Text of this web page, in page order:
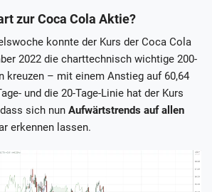
zur Coca Cola Aktie?
konnte der Kurs der Coca Cola
2022 die charttechnisch wichtige 200-
kreuzen – mit einem Anstieg auf 60,64
und die 20-Tage-Linie hat der Kurs
sich nun Aufwärtstrends auf allen
erkennen lassen.